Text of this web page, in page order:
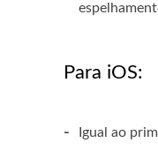
Para iOS:
- Igual ao